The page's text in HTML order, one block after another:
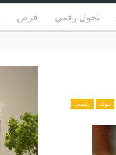
تحول رقمي فرص
بنوك رئيسي